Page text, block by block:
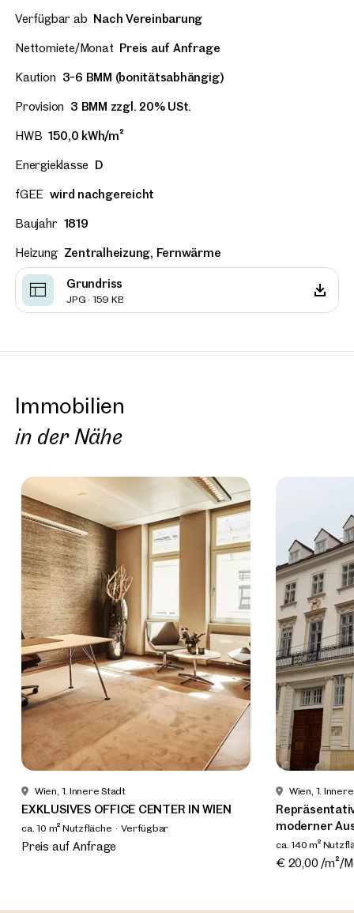
Verfügbar ab Nach Vereinbarung
Nettomiete/Monat Preis auf Anfrage
Kaution 3-6 BMM (bonitätsabhängig)
Provision 3 BMM zzgl. 20% USt.
HWB 150,0 kWh/m²
Energieklasse D
fGEE wird nachgereicht
Baujahr 1819
Heizung Zentralheizung, Fernwärme
Grundriss
JPG · 159 KB
Immobilien
in der Nähe
Wien, 1. Innere Stadt
EXKLUSIVES OFFICE CENTER IN WIEN
ca. 10 m² Nutzfläche Verfügbar
Preis auf Anfrage
Wien, 1.
moderner
ca. 140 m²
€ 20,00 /m²/